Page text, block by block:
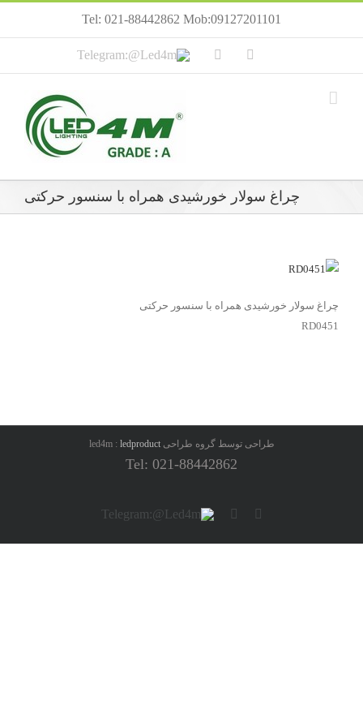
Tel: 021-88442862 Mob:09127201101
چراغ سولار خورشیدی همراه با سنسور حرکتی
چراغ سولار خورشیدی همراه با سنسور حرکتی
RD0451
طراحی توسط گروه طراحی led4m :ledproduct
Tel: 021-88442862